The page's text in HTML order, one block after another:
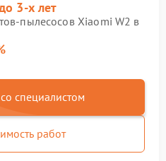
3-х лет
пылесосов Xiaomi W2 в
специалистом
работ